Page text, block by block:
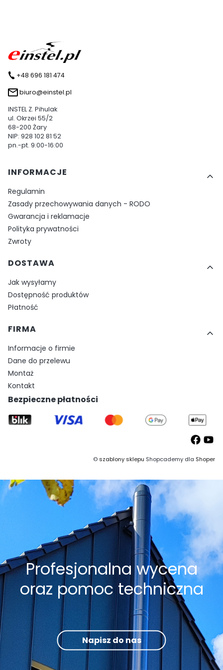
+48 696 181 474
biuro@einstel.pl
INSTEL Z. Pihulak
ul. Okrzei 55/2
68-200 Żary
NIP: 928 102 81 52
pn.-pt. 9:00-16:00
Linki w stopce
INFORMACJE
Regulamin
Zasady przechowywania danych - RODO
Gwarancja i reklamacje
Polityka prywatności
Zwroty
DOSTAWA
Jak wysyłamy
Dostępność produktów
Płatność
FIRMA
Informacje o firmie
Dane do przelewu
Montaż
Kontakt
Bezpieczne płatności
©szablony sklepu Shopcademy dla Shoper
Profesjonalna wycena
oraz pomoc techniczna
Napisz do nas